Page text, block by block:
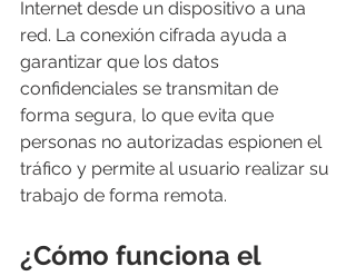
Internet desde un dispositivo a una
red. La conexión cifrada ayuda a
garantizar que los datos
confidenciales se transmitan de
forma segura, lo que evita que
personas no autorizadas espionen el
tráfico y permite al usuario realizar su
trabajo de forma remota.
¿Cómo funciona el